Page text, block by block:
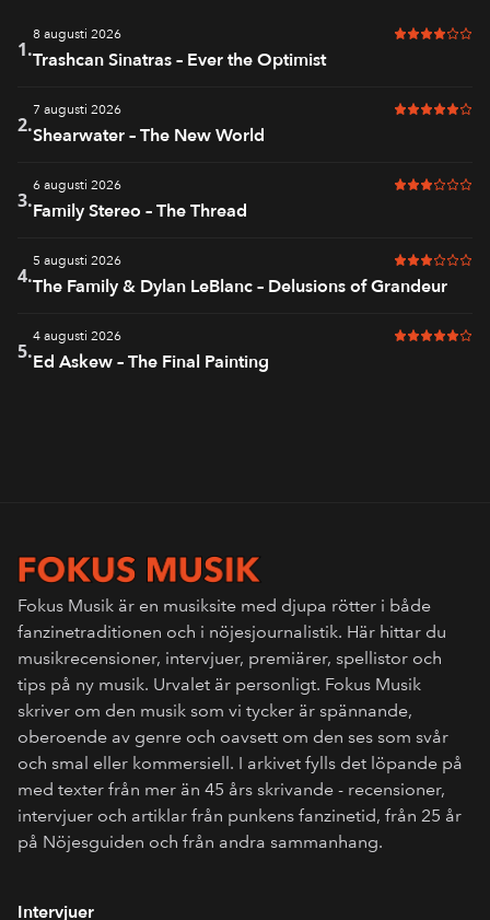
1.
8 augusti 2026 4 av 6 i
Trashcan Sinatras – Ever the Optimist
2.
7 augusti 2026 5 av 6 i
Shearwater – The New World
3.
6 augusti 2026 3 av 6 i
Family Stereo – The Thread
4.
5 augusti 2026 3 av 6 i
The Family & Dylan LeBlanc – Delusions of Grandeur
5.
4 augusti 2026 5 av 6 i
Ed Askew – The Final Painting
Fokus Musik är en musiksite med djupa rötter i både
fanzinetraditionen och i nöjesjournalistik. Här hittar du
musikrecensioner, intervjuer, premiärer, spellistor och
tips på ny musik. Urvalet är personligt. Fokus Musik
skriver om den musik som vi tycker är spännande,
oberoende av genre och oavsett om den ses som svår
och smal eller kommersiell. I arkivet fylls det löpande på
med texter från mer än 45 års skrivande - recensioner,
intervjuer och artiklar från punkens fanzinetid, från 25 år
på Nöjesguiden och från andra sammanhang.
Intervjuer